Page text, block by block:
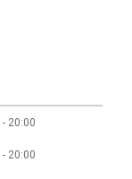
20:00
20:00